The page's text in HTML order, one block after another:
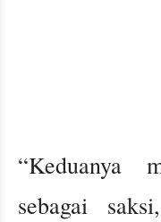
“Keduanya
sebagai